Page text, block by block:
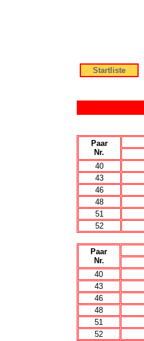
Startliste
Paar
Nr.
40
43
46
48
51
52
Paar
Nr.
40
43
46
48
51
52